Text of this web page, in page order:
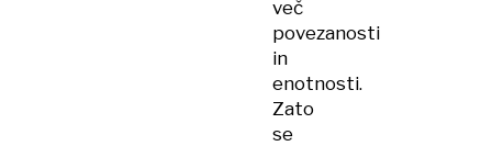
več
povezanosti
in
enotnosti.
Zato
se